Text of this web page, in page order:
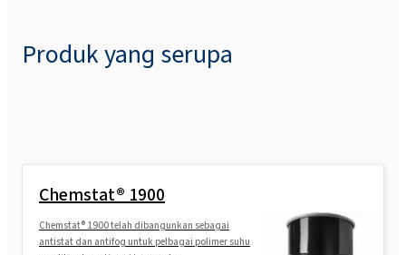
Produk yang serupa
Chemstat® 1900
Chemstat® 1900 telah dibangunkan sebagai
antistat dan antifog untuk pelbagai polimer suhu